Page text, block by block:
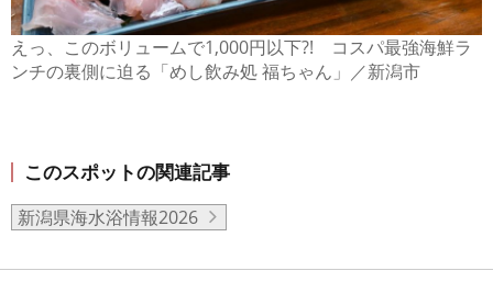
えっ、このボリュームで1,000円以下?! コスパ最強海鮮ラ
ンチの裏側に迫る「めし飲み処 福ちゃん」／新潟市
このスポットの関連記事
新潟県海水浴情報2026